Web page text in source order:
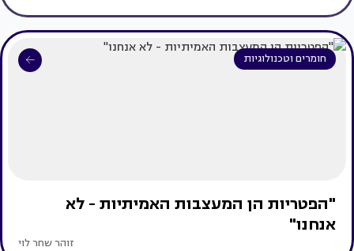
חומרים וטכנולוגיות
"הפטריות הן המעצבות האמיתיות - לא
אנחנו"
זוהר שחר לוי